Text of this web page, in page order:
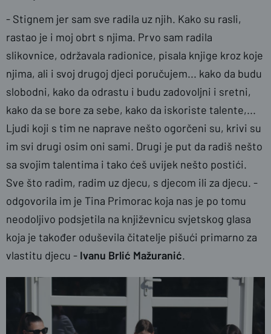
- Stignem jer sam sve radila uz njih. Kako su rasli,
rastao je i moj obrt s njima. Prvo sam radila
slikovnice, održavala radionice, pisala knjige kroz koje
njima, ali i svoj drugoj djeci poručujem... kako da budu
slobodni, kako da odrastu i budu zadovoljni i sretni,
kako da se bore za sebe, kako da iskoriste talente,...
Ljudi koji s tim ne naprave nešto ogorčeni su, krivi su
im svi drugi osim oni sami. Drugi je put da radiš nešto
sa svojim talentima i tako ćeš uvijek nešto postići.
Sve što radim, radim uz djecu, s djecom ili za djecu. -
odgovorila im je Tina Primorac koja nas je po tomu
neodoljivo podsjetila na književnicu svjetskog glasa
koja je također oduševila čitatelje pišući primarno za
vlastitu djecu - Ivanu Brlić Mažuranić.